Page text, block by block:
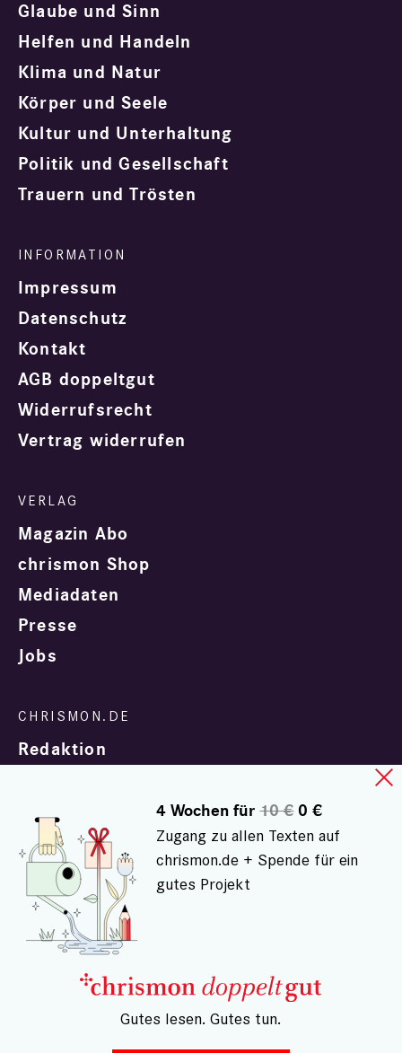
Glaube und Sinn
Helfen und Handeln
Klima und Natur
Körper und Seele
Kultur und Unterhaltung
Politik und Gesellschaft
Trauern und Trösten
Impressum
Datenschutz
Kontakt
AGB doppeltgut
Widerrufsrecht
Vertrag widerrufen
Magazin Abo
chrismon Shop
Mediadaten
Presse
Jobs
Redaktion
In Zusammenarbeit mit
© chrismon.de 2001 - 2026
Alle Rechte vorbehalten.
4 Wochen für10 €0 €
Zugang zu allen Texten auf
chrismon.de + Spende für ein
gutes Projekt
– Gutes lesen. Gutes tun.